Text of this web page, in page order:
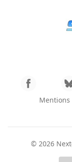
Mentions
© 2026